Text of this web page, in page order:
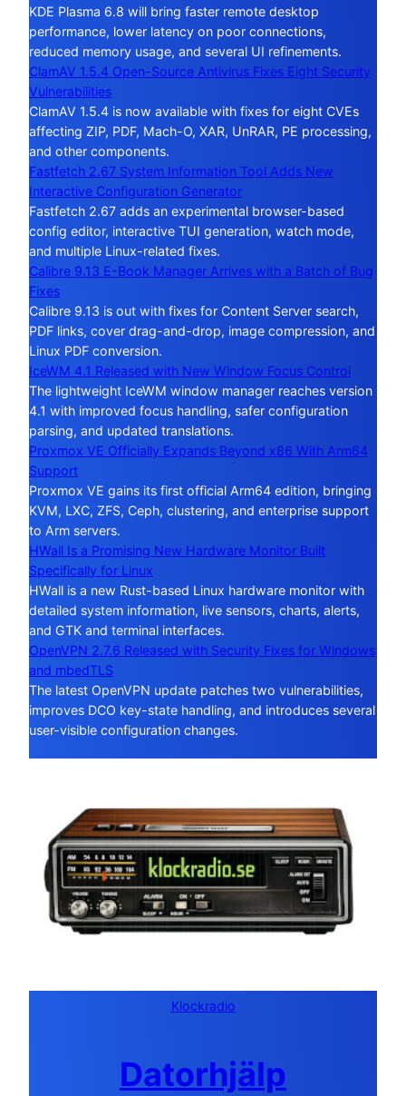
KDE Plasma 6.8 will bring faster remote desktop
performance, lower latency on poor connections,
reduced memory usage, and several UI refinements.
ClamAV 1.5.4 Open-Source Antivirus Fixes Eight Security
Vulnerabilities
ClamAV 1.5.4 is now available with fixes for eight CVEs
affecting ZIP, PDF, Mach-O, XAR, UnRAR, PE processing,
and other components.
Fastfetch 2.67 System Information Tool Adds New
Interactive Configuration Generator
Fastfetch 2.67 adds an experimental browser-based
config editor, interactive TUI generation, watch mode,
and multiple Linux-related fixes.
Calibre 9.13 E-Book Manager Arrives with a Batch of Bug
Fixes
Calibre 9.13 is out with fixes for Content Server search,
PDF links, cover drag-and-drop, image compression, and
Linux PDF conversion.
IceWM 4.1 Released with New Window Focus Control
The lightweight IceWM window manager reaches version
4.1 with improved focus handling, safer configuration
parsing, and updated translations.
Proxmox VE Officially Expands Beyond x86 With Arm64
Support
Proxmox VE gains its first official Arm64 edition, bringing
KVM, LXC, ZFS, Ceph, clustering, and enterprise support
to Arm servers.
HWall Is a Promising New Hardware Monitor Built
Specifically for Linux
HWall is a new Rust-based Linux hardware monitor with
detailed system information, live sensors, charts, alerts,
and GTK and terminal interfaces.
OpenVPN 2.7.6 Released with Security Fixes for Windows
and mbedTLS
The latest OpenVPN update patches two vulnerabilities,
improves DCO key-state handling, and introduces several
user-visible configuration changes.
Klockradio
Datorhjälp